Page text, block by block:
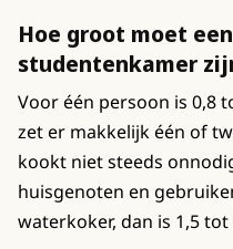
Hoe groot moet
studentenkamer
Voor één persoon is 0,8
zet er makkelijk één of
kookt niet steeds
huisgenoten en
waterkoker, dan is 1,5